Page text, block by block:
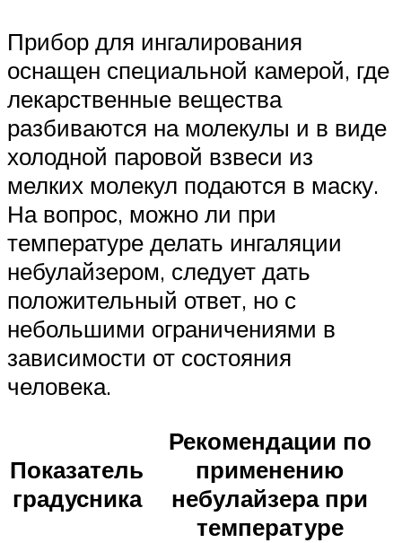
Прибор для ингалирования
оснащен специальной камерой, где
лекарственные вещества
разбиваются на молекулы и в виде
холодной паровой взвеси из
мелких молекул подаются в маску.
На вопрос, можно ли при
температуре делать ингаляции
небулайзером, следует дать
положительный ответ, но с
небольшими ограничениями в
зависимости от состояния
человека.
Показатель
градусника
Рекомендации по
применению
небулайзера при
температуре